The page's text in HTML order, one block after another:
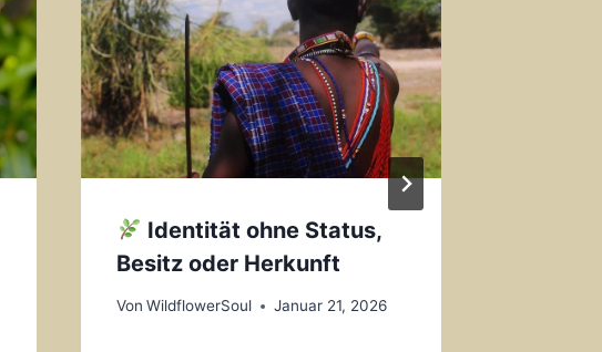
Identität ohne Status,
Besitz oder Herkunft
Von WildflowerSoul Januar 21, 2026